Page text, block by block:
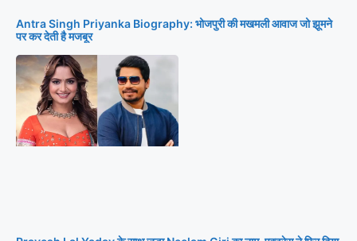
Antra Singh Priyanka Biography: भोजपुरी की मखमली आवाज जो झूमने
पर कर देती है मजबूर